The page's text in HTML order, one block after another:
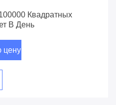
Квадратных
В День
цену